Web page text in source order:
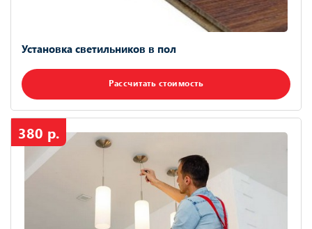
Установка светильников в пол
Рассчитать стоимость
380 р.